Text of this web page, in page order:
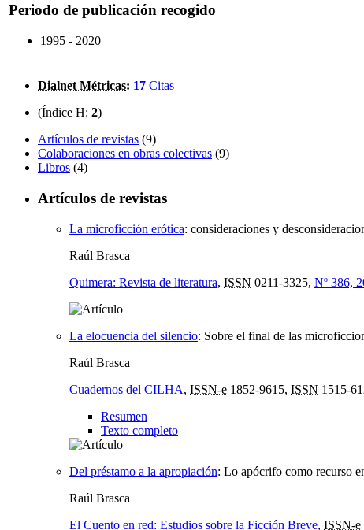
Periodo de publicación recogido
1995 - 2020
Dialnet Métricas: 17 Citas
(Índice H: 2)
Artículos de revistas (9)
Colaboraciones en obras colectivas (9)
Libros (4)
Artículos de revistas
La microficción erótica: consideraciones y
Raúl Brasca
Quimera: Revista de literatura, ISSN 0211-3325, Nº 386,
La elocuencia del silencio: Sobre el final de las
Raúl Brasca
Cuadernos del CILHA, ISSN-e 1852-9615, ISSN 1515-
Resumen
Texto completo
Del préstamo a la apropiación: Lo apócrifo como recurso
Raúl Brasca
El Cuento en red: Estudios sobre la Ficción Breve, ISSN-e